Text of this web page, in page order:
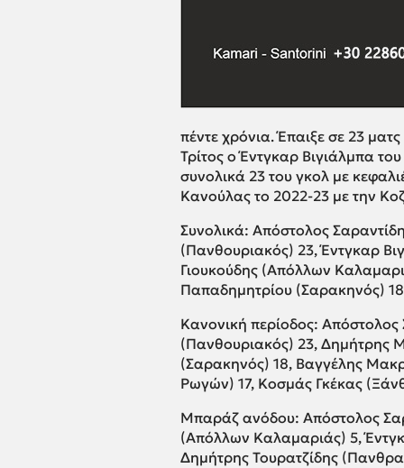
πέντε χρόνια. Έπαιξε σε 23
Τρίτος ο Έντγκαρ Βιγιάλμπα
συνολικά 23 του γκολ με
Κανούλας το 2022-23 με την
Συνολικά: Απόστολος
(Πανθουριακός) 23, Έντγκαρ
Γιουκούδης (Απόλλων
Παπαδημητρίου (Σαρακηνός)
Κανονική περίοδος:
(Πανθουριακός) 23, Δημήτρης
(Σαρακηνός) 18, Βαγγέλης
Ρωγών) 17, Κοσμάς Γκέκας
Μπαράζ ανόδου: Απόστολος
(Απόλλων Καλαμαριάς) 5,
Δημήτρης Τουρατζίδης